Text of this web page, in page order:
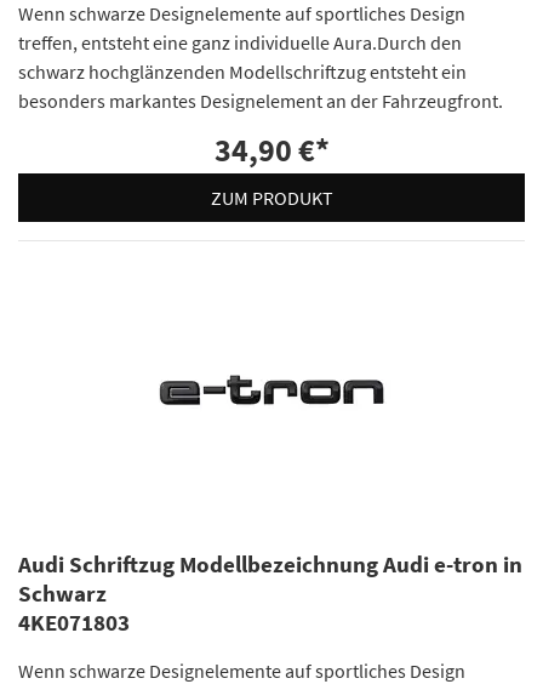
Wenn schwarze Designelemente auf sportliches Design
treffen, entsteht eine ganz individuelle Aura.Durch den
schwarz hochglänzenden Modellschriftzug entsteht ein
besonders markantes Designelement an der Fahrzeugfront.
34,90 €*
ZUM PRODUKT
Audi Schriftzug Modellbezeichnung Audi e-tron in
Schwarz
4KE071803
Wenn schwarze Designelemente auf sportliches Design